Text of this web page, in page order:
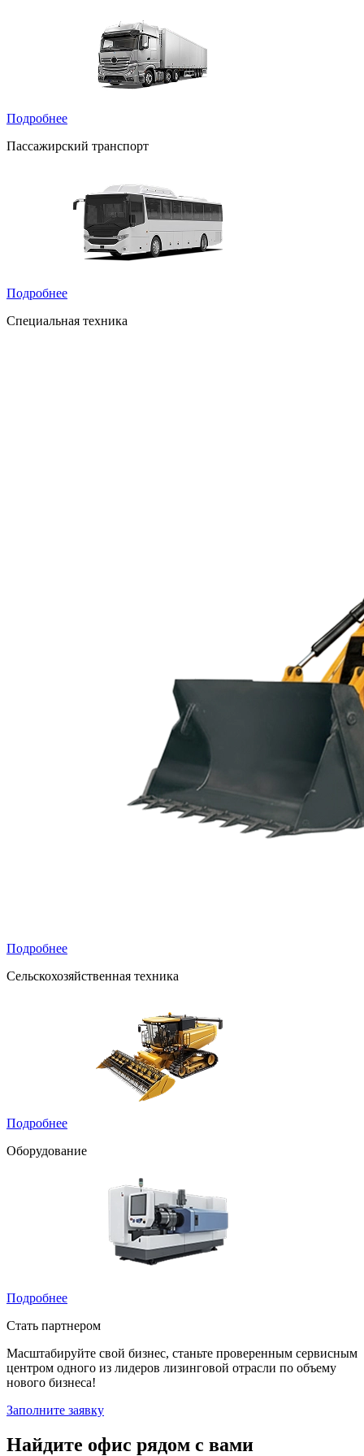
Подробнее
Пассажирский транспорт
Подробнее
Специальная техника
Подробнее
Сельскохозяйственная техника
Подробнее
Оборудование
Подробнее
Стать партнером
Масштабируйте свой бизнес, станьте проверенным сервисным
центром одного из лидеров лизинговой отрасли по объему
нового бизнеса!
Заполните заявку
Найдите офис рядом с вами